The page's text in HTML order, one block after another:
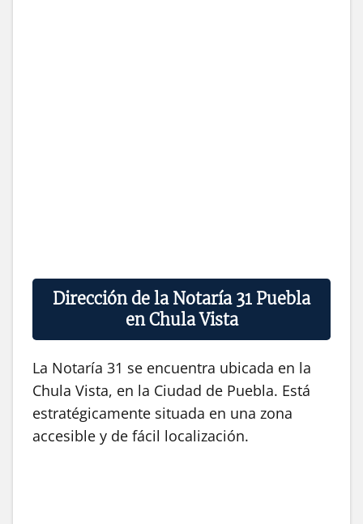
Dirección de la Notaría 31 Puebla
en Chula Vista
La Notaría 31 se encuentra ubicada en la
Chula Vista, en la Ciudad de Puebla. Está
estratégicamente situada en una zona
accesible y de fácil localización.